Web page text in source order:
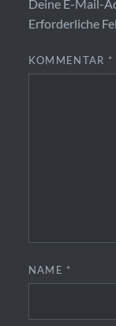
Deine E-Mail-
Erforderliche
KOMMENTAR *
NAME *